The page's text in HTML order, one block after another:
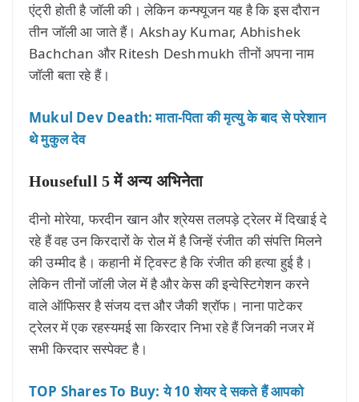
एंट्री होती है जॉली की। लेकिन कन्फ्यूजन यह है कि इस दौरान
तीन जॉली आ जाते हैं। Akshay Kumar, Abhishek
Bachchan और Ritesh Deshmukh तीनों अपना नाम
जॉली बता रहे हैं।
Mukul Dev Death: माता-पिता की मृत्यु के बाद से परेशान
थे मुकुल देव
Housefull 5 में अन्य अभिनेता
दीनो मोरेया, फरदीन खान और श्रेयस तलपड़े ट्रेलर में दिखाई दे
रहे हैं वह उन किरदारों के रोल में है जिन्हें रंजीत की संपत्ति मिलने
की उम्मीद है। कहानी में ट्विस्ट है कि रंजीत की हत्या हुई है।
लेकिन तीनों जॉली जेल में है और केस की इन्वेस्टिगेशन करने
वाले ऑफिसर है संजय दत्त और जैकी श्रॉफ। नाना पाटेकर
ट्रेलर में एक रहस्यमई सा किरदार निभा रहे हैं जिनकी नजर में
सभी किरदार सस्पेक्ट है।
TOP Shares To Buy: ये 10 शेयर दे सकते हैं आपको